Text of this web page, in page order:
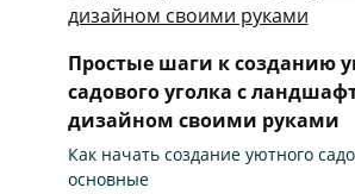
Простые шаги к созданию
садового уголка с
дизайном своими руками
Как начать создание уютного
основные